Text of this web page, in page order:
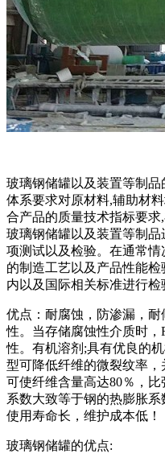
玻璃钢储罐以及装置等制
体系要求对原材料,辅助材
合产品的质量技术指标要
玻璃钢储罐以及装置等制
项测试以及检验。在通常
的制造工艺以及产品性能
内以及国际相关标准进行检
优点：耐腐蚀，防渗漏，
性。当存储腐蚀性介质时
性。有机溶剂;具有优良的
型可降低纤维的微裂纹率
可使纤维含量高达80％，
系数大致等于钢的热膨胀系
使用寿命长，维护成本低！
玻璃钢储罐的优点: